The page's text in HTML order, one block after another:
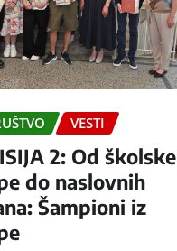
VESTI
2: Od školske
do naslovnih
Šampioni iz